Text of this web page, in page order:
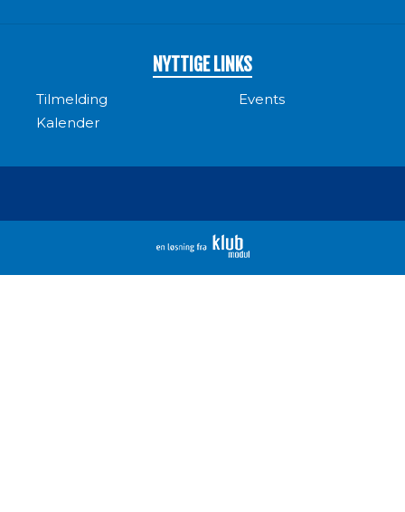
NYTTIGE LINKS
Tilmelding
Events
Kalender